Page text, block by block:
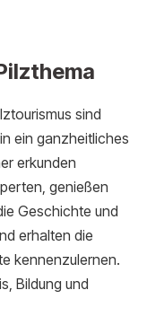
sind
ein ganzheitliches
erkunden
genießen
Geschichte und
erhalten die
kennenzulernen.
Bildung und